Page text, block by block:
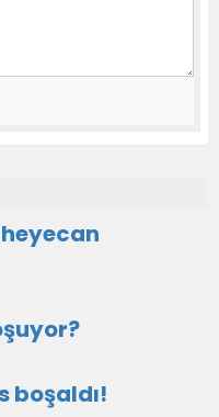
boşaldı!